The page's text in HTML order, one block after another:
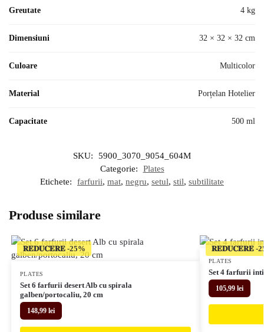
Greutate 4 kg
Dimensiuni 32 × 32 × 32 cm
Culoare Multicolor
Material Porțelan Hotelier
Capacitate 500 ml
SKU:
5900_3070_9054_604M
Categorie:
Plates
Etichete:
farfurii, mat, negru, setul, stil, subtilitate
Produse similare
𝐑𝐄𝐃𝐔𝐂𝐄𝐑𝐄
PLATES
Set 6 farfurii desert Alb cu spirala
galben/portocaliu, 20 cm
148,99 lei
𝐑𝐄𝐃𝐔𝐂𝐄𝐑𝐄
PLATES
Set 4 farfurii
105,99 lei